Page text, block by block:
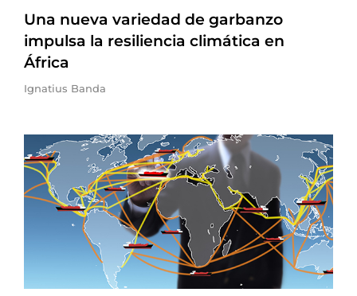
Una nueva variedad de garbanzo
impulsa la resiliencia climática en
África
Ignatius Banda